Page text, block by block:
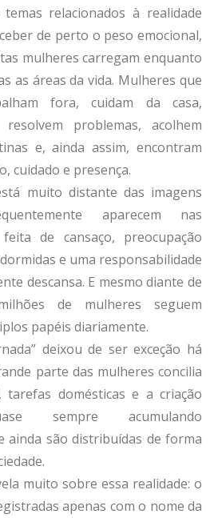
relacionados à realidade
de perto o peso emocional,
mulheres carregam enquanto
as áreas da vida. Mulheres que
fora, cuidam da casa,
problemas, acolhem
e, ainda assim, encontram
cuidado e presença.
muito distante das imagens
aparecem nas
de cansaço, preocupação
e uma responsabilidade
descansa. E mesmo diante de
de mulheres seguem
papéis diariamente.
deixou de ser exceção há
parte das mulheres concilia
domésticas e a criação
sempre acumulando
ainda são distribuídas de forma
muito sobre essa realidade: o
apenas com o nome da